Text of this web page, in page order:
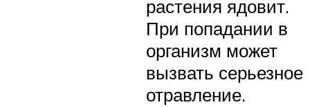
растения ядовит.
При попадании в
организм может
вызвать серьезное
отравление.